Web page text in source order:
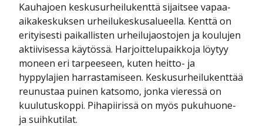
Kauhajoen keskusurheilukenttä sijaitsee vapaa-
aikakeskuksen urheilukeskusalueella. Kenttä on
erityisesti paikallisten urheilujaostojen ja koulujen
aktiivisessa käytössä. Harjoittelupaikkoja löytyy
moneen eri tarpeeseen, kuten heitto- ja
hyppylajien harrastamiseen. Keskusurheilukenttää
reunustaa puinen katsomo, jonka vieressä on
kuulutuskoppi. Pihapiirissä on myös pukuhuone-
ja suihkutilat.